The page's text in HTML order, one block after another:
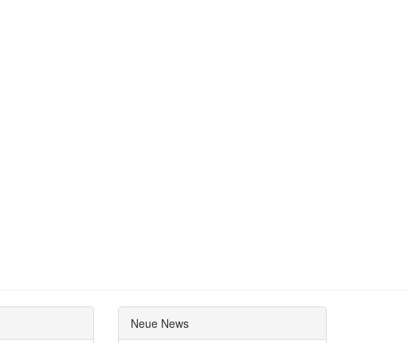
Neue News